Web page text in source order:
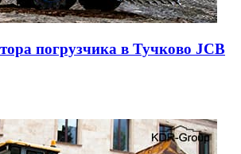
погрузчика в Тучково JCB